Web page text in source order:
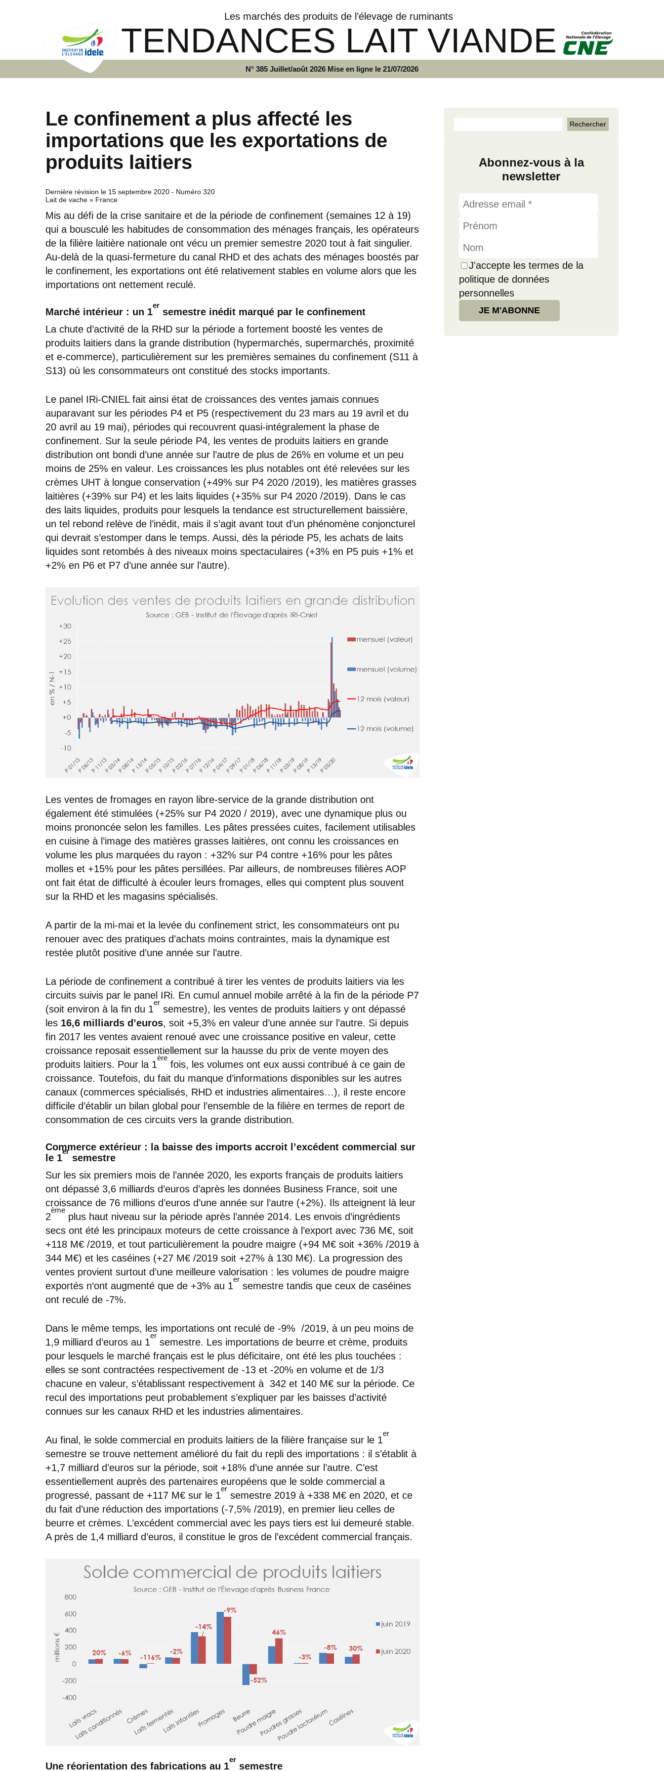
Les marchés des produits de l’élevage de ruminants
TENDANCES LAIT VIANDE
N° 385 Juillet/août 2026 Mise en ligne le 21/07/2026
Le confinement a plus affecté les
importations que les exportations de
produits laitiers
Dernière révision le 15 septembre 2020 - Numéro 320
Lait de vache » France
Mis au défi de la crise sanitaire et de la période de confinement (semaines 12 à 19)
qui a bousculé les habitudes de consommation des ménages français, les opérateurs
de la filière laitière nationale ont vécu un premier semestre 2020 tout à fait singulier.
Au-delà de la quasi-fermeture du canal RHD et des achats des ménages boostés par
le confinement, les exportations ont été relativement stables en volume alors que les
importations ont nettement reculé.
Marché intérieur : un 1
er
semestre inédit marqué par le confinement
La chute d’activité de la RHD sur la période a fortement boosté les ventes de
produits laitiers dans la grande distribution (hypermarchés, supermarchés, proximité
et e-commerce), particulièrement sur les premières semaines du confinement (S11 à
S13) où les consommateurs ont constitué des stocks importants.
Le panel IRi-CNIEL fait ainsi état de croissances des ventes jamais connues
auparavant sur les périodes P4 et P5 (respectivement du 23 mars au 19 avril et du
20 avril au 19 mai), périodes qui recouvrent quasi-intégralement la phase de
confinement. Sur la seule période P4, les ventes de produits laitiers en grande
distribution ont bondi d’une année sur l’autre de plus de 26% en volume et un peu
moins de 25% en valeur. Les croissances les plus notables ont été relevées sur les
crèmes UHT à longue conservation (+49% sur P4 2020 /2019), les matières grasses
laitières (+39% sur P4) et les laits liquides (+35% sur P4 2020 /2019). Dans le cas
des laits liquides, produits pour lesquels la tendance est structurellement baissière,
un tel rebond relève de l’inédit, mais il s’agit avant tout d’un phénomène conjoncturel
qui devrait s’estomper dans le temps. Aussi, dès la période P5, les achats de laits
liquides sont retombés à des niveaux moins spectaculaires (+3% en P5 puis +1% et
+2% en P6 et P7 d’une année sur l’autre).
Les ventes de fromages en rayon libre-service de la grande distribution ont
également été stimulées (+25% sur P4 2020 / 2019), avec une dynamique plus ou
moins prononcée selon les familles. Les pâtes pressées cuites, facilement utilisables
en cuisine à l’image des matières grasses laitières, ont connu les croissances en
volume les plus marquées du rayon : +32% sur P4 contre +16% pour les pâtes
molles et +15% pour les pâtes persillées. Par ailleurs, de nombreuses filières AOP
ont fait état de difficulté à écouler leurs fromages, elles qui comptent plus souvent
sur la RHD et les magasins spécialisés.
A partir de la mi-mai et la levée du confinement strict, les consommateurs ont pu
renouer avec des pratiques d’achats moins contraintes, mais la dynamique est
restée plutôt positive d’une année sur l’autre.
La période de confinement a contribué à tirer les ventes de produits laitiers via les
circuits suivis par le panel IRi. En cumul annuel mobile arrêté à la fin de la période P7
(soit environ à la fin du 1
er
semestre), les ventes de produits laitiers y ont dépassé
les 16,6 milliards d’euros, soit +5,3% en valeur d’une année sur l’autre. Si depuis
fin 2017 les ventes avaient renoué avec une croissance positive en valeur, cette
croissance reposait essentiellement sur la hausse du prix de vente moyen des
produits laitiers. Pour la 1
ère
fois, les volumes ont eux aussi contribué à ce gain de
croissance. Toutefois, du fait du manque d’informations disponibles sur les autres
canaux (commerces spécialisés, RHD et industries alimentaires…), il reste encore
difficile d’établir un bilan global pour l’ensemble de la filière en termes de report de
consommation de ces circuits vers la grande distribution.
Commerce extérieur : la baisse des imports accroit l’excédent commercial sur
le 1
er
semestre
Sur les six premiers mois de l’année 2020, les exports français de produits laitiers
ont dépassé 3,6 milliards d’euros d’après les données Business France, soit une
croissance de 76 millions d’euros d’une année sur l’autre (+2%). Ils atteignent là leur
2
ème
plus haut niveau sur la période après l’année 2014. Les envois d’ingrédients
secs ont été les principaux moteurs de cette croissance à l’export avec 736 M€, soit
+118 M€ /2019, et tout particulièrement la poudre maigre (+94 M€ soit +36% /2019 à
344 M€) et les caséines (+27 M€ /2019 soit +27% à 130 M€). La progression des
ventes provient surtout d’une meilleure valorisation : les volumes de poudre maigre
exportés n‘ont augmenté que de +3% au 1
er
semestre tandis que ceux de caséines
ont reculé de -7%.
Dans le même temps, les importations ont reculé de -9% /2019, à un peu moins de
1,9 milliard d’euros au 1
er
semestre. Les importations de beurre et crème, produits
pour lesquels le marché français est le plus déficitaire, ont été les plus touchées :
elles se sont contractées respectivement de -13 et -20% en volume et de 1/3
chacune en valeur, s’établissant respectivement à 342 et 140 M€ sur la période. Ce
recul des importations peut probablement s’expliquer par les baisses d’activité
connues sur les canaux RHD et les industries alimentaires.
Au final, le solde commercial en produits laitiers de la filière française sur le 1
er
semestre se trouve nettement amélioré du fait du repli des importations : il s’établit à
+1,7 milliard d’euros sur la période, soit +18% d’une année sur l’autre. C’est
essentiellement auprès des partenaires européens que le solde commercial a
progressé, passant de +117 M€ sur le 1
er
semestre 2019 à +338 M€ en 2020, et ce
du fait d’une réduction des importations (-7,5% /2019), en premier lieu celles de
beurre et crèmes. L’excédent commercial avec les pays tiers est lui demeuré stable.
A près de 1,4 milliard d’euros, il constitue le gros de l’excédent commercial français.
Une réorientation des fabrications au 1
er
semestre
Abonnez-vous à la
newsletter
J'accepte les termes de la
politique de données
personnelles